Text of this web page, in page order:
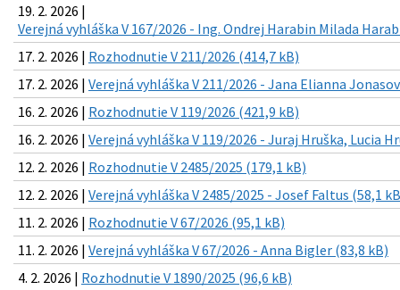
19. 2. 2026 |
Verejná vyhláška V 167/2026 - Ing. Ondrej Harabin Milada
17. 2. 2026 | Rozhodnutie V 211/2026 (414,7 kB)
17. 2. 2026 | Verejná vyhláška V 211/2026 - Jana Elianna
16. 2. 2026 | Rozhodnutie V 119/2026 (421,9 kB)
16. 2. 2026 | Verejná vyhláška V 119/2026 - Juraj Hruška, Lucia
12. 2. 2026 | Rozhodnutie V 2485/2025 (179,1 kB)
12. 2. 2026 | Verejná vyhláška V 2485/2025 - Josef Faltus (58,1
11. 2. 2026 | Rozhodnutie V 67/2026 (95,1 kB)
11. 2. 2026 | Verejná vyhláška V 67/2026 - Anna Bigler (83,8 kB)
4. 2. 2026 | Rozhodnutie V 1890/2025 (96,6 kB)